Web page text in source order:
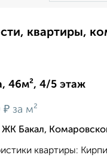
квартиры,
46м², 4/5 этаж
₽ за м²
Бакал,
квартиры: